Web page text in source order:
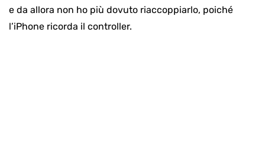
e da allora non ho più dovuto riaccoppiarlo, poiché
l’iPhone ricorda il controller.